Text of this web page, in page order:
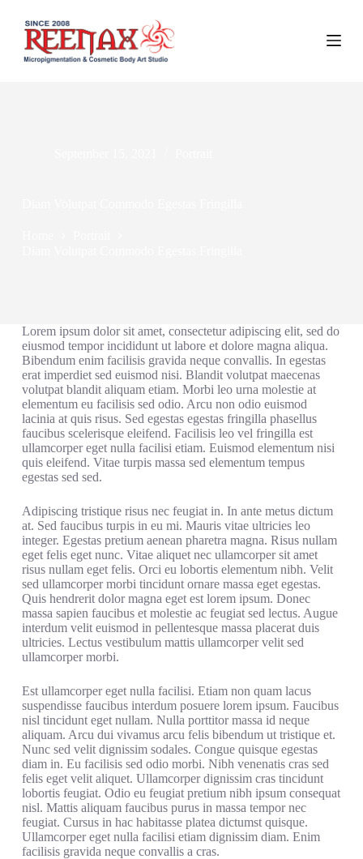
Lorem ipsum dolor sit amet, consectetur adipiscing elit, sed do
eiusmod tempor incididunt ut labore et dolore magna aliqua.
Bibendum enim facilisis gravida neque convallis. In egestas
erat imperdiet sed euismod nisi. Blandit volutpat maecenas
volutpat blandit aliquam etiam. Morbi leo urna molestie at
elementum eu facilisis sed odio. Arcu non odio euismod
lacinia at quis risus. Sed egestas egestas fringilla phasellus
faucibus scelerisque eleifend. Facilisis leo vel fringilla est
ullamcorper eget nulla facilisi etiam. Euismod elementum nisi
quis eleifend. Vitae turpis massa sed elementum tempus
egestas sed sed.
Adipiscing tristique risus nec feugiat in. In ante metus dictum
at. Sed faucibus turpis in eu mi. Mauris vitae ultricies leo
integer. Egestas pretium aenean pharetra magna. Risus nullam
eget felis eget nunc. Vitae aliquet nec ullamcorper sit amet
risus nullam eget felis. Orci eu lobortis elementum nibh. Velit
sed ullamcorper morbi tincidunt ornare massa eget egestas.
Quis hendrerit dolor magna eget est lorem ipsum. Donec
massa sapien faucibus et molestie ac feugiat sed lectus. Augue
interdum velit euismod in pellentesque massa placerat duis
ultricies. Lectus vestibulum mattis ullamcorper velit sed
ullamcorper morbi.
Est ullamcorper eget nulla facilisi. Etiam non quam lacus
suspendisse faucibus interdum posuere lorem ipsum. Faucibus
nisl tincidunt eget nullam. Nulla porttitor massa id neque
aliquam. Arcu dui vivamus arcu felis bibendum ut tristique et.
Nunc sed velit dignissim sodales. Congue quisque egestas
diam in. Eu facilisis sed odio morbi. Nibh venenatis cras sed
felis eget velit aliquet. Ullamcorper dignissim cras tincidunt
lobortis feugiat. Odio eu feugiat pretium nibh ipsum consequat
nisl. Mattis aliquam faucibus purus in massa tempor nec
feugiat. Cursus in hac habitasse platea dictumst quisque.
Ullamcorper eget nulla facilisi etiam dignissim diam. Enim
facilisis gravida neque convallis a cras.